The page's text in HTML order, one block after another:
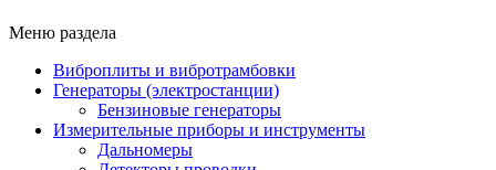
Меню раздела
Виброплиты и вибротрамбовки
Генераторы (электростанции)
Бензиновые генераторы
Измерительные приборы и инструменты
Дальномеры